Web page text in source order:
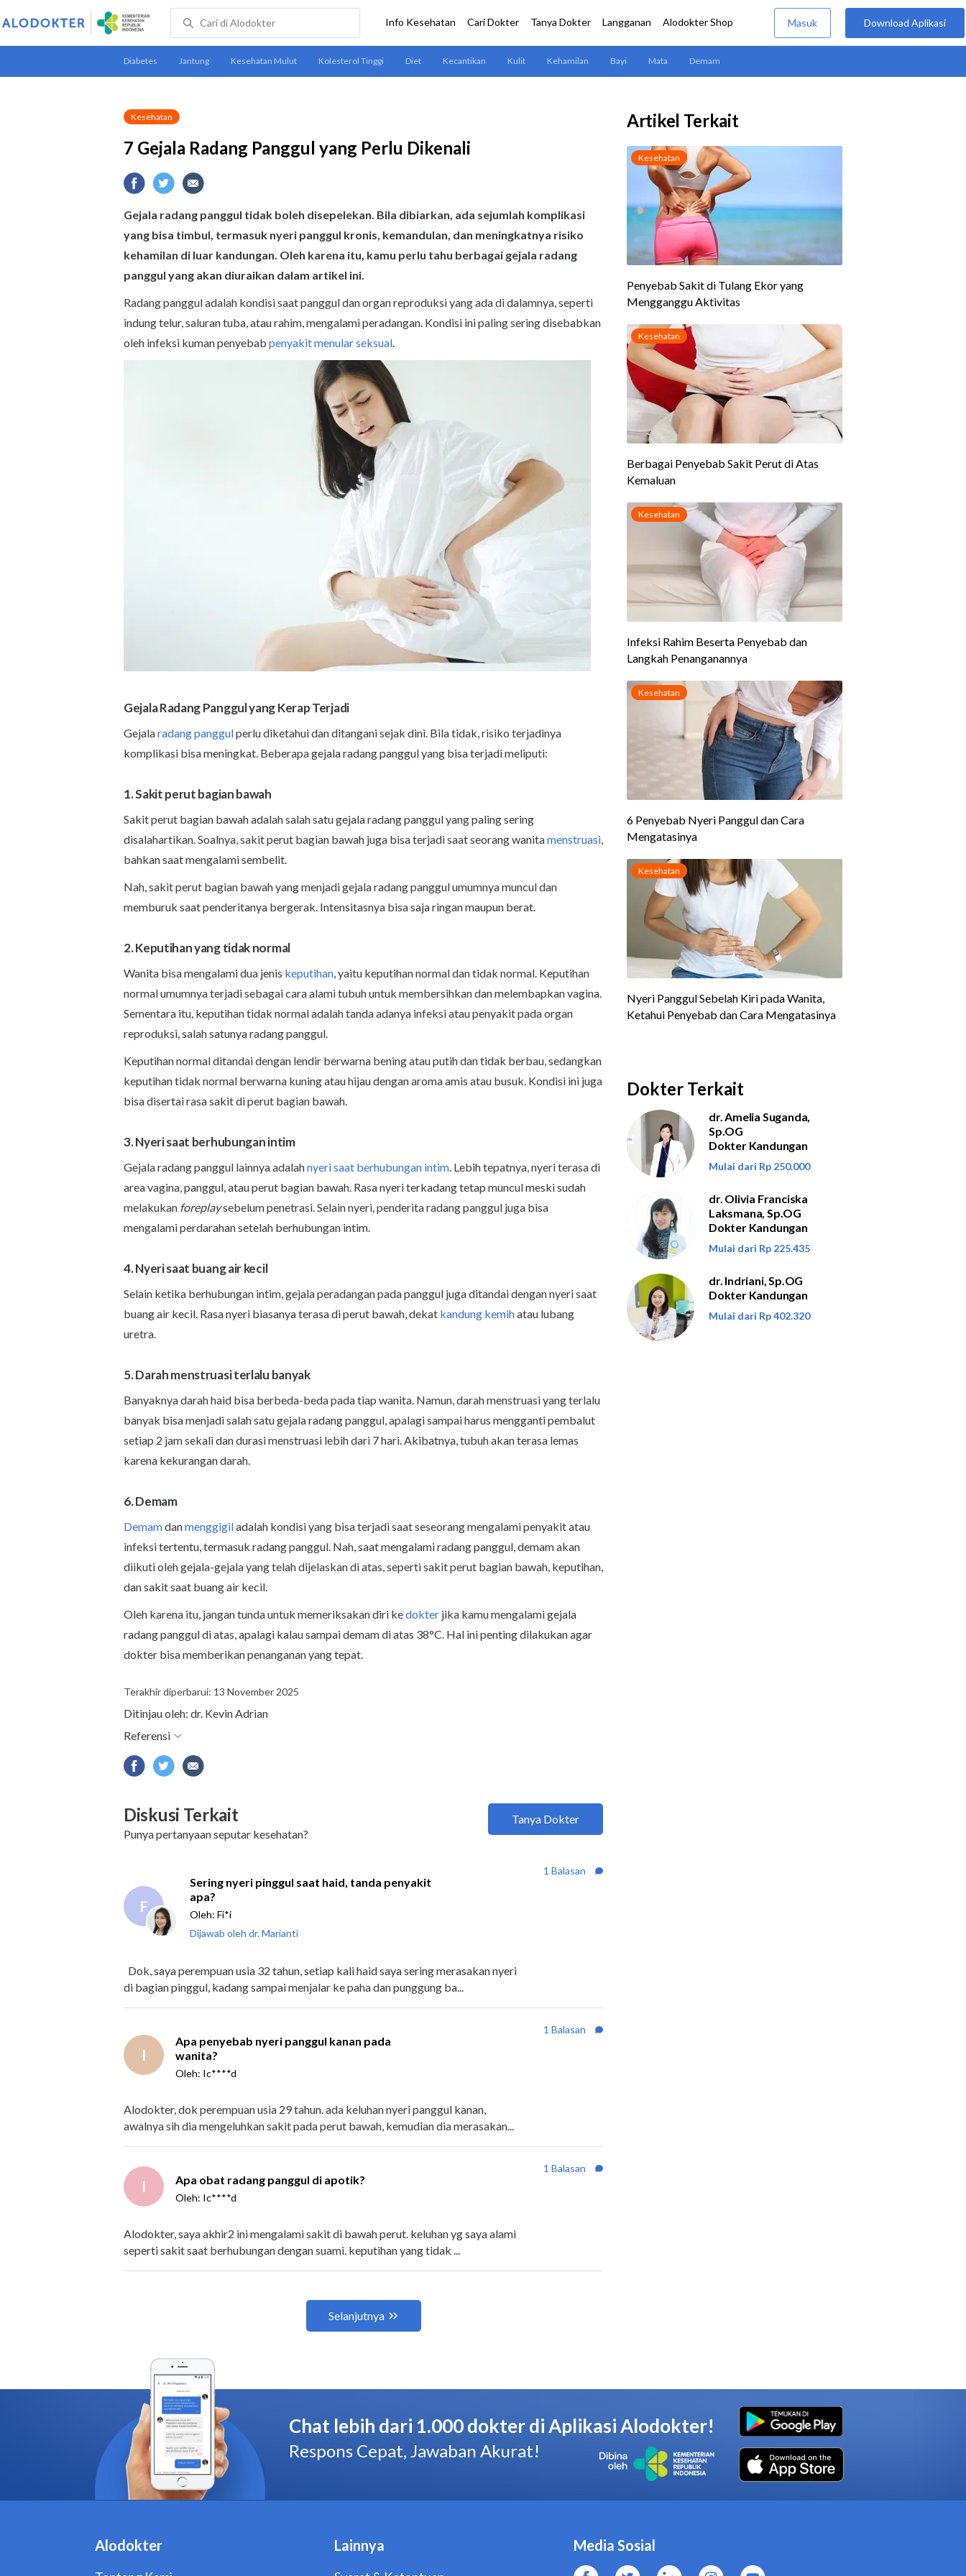
Kesehatan
7 Gejala Radang Panggul yang Perlu Dikenali
Gejala radang panggul tidak boleh disepelekan. Bila dibiarkan, ada sejumlah komplikasi
yang bisa timbul, termasuk nyeri panggul kronis, kemandulan, dan meningkatnya risiko
kehamilan di luar kandungan. Oleh karena itu, kamu perlu tahu berbagai gejala radang
panggul yang akan diuraikan dalam artikel ini.
Radang panggul adalah kondisi saat panggul dan organ reproduksi yang ada di dalamnya, seperti
indung telur, saluran tuba, atau rahim, mengalami peradangan. Kondisi ini paling sering disebabkan
oleh infeksi kuman penyebab penyakit menular seksual.
Gejala Radang Panggul yang Kerap Terjadi
Gejalaradang panggulperlu diketahui dan ditangani sejak dini. Bila tidak, risiko terjadinya
komplikasi bisa meningkat. Beberapa gejala radang panggul yang bisa terjadi meliputi:
1. Sakit perut bagian bawah
Sakit perut bagian bawah adalah salah satu gejala radang panggul yang paling sering
disalahartikan. Soalnya, sakit perut bagian bawah juga bisa terjadi saat seorang wanitamenstruasi,
bahkan saat mengalami sembelit.
Nah, sakit perut bagian bawah yang menjadi gejala radang panggul umumnya muncul dan
memburuk saat penderitanya bergerak. Intensitasnya bisa saja ringan maupun berat.
2. Keputihan yang tidak normal
Wanita bisa mengalami dua jenis keputihan, yaitu keputihan normal dan tidak normal. Keputihan
normal umumnya terjadi sebagai cara alami tubuh untuk membersihkan dan melembapkan vagina.
Sementara itu, keputihan tidak normal adalah tanda adanya infeksi atau penyakit pada organ
reproduksi, salah satunya radang panggul.
Keputihan normal ditandai dengan lendir berwarna bening atau putih dan tidak berbau, sedangkan
keputihan tidak normal berwarna kuning atau hijau dengan aroma amis atau busuk. Kondisi ini juga
bisa disertai rasa sakit di perut bagian bawah.
3. Nyeri saat berhubungan intim
Gejala radang panggul lainnya adalahnyeri saat berhubungan intim. Lebih tepatnya, nyeri terasa di
area vagina, panggul, atau perut bagian bawah. Rasa nyeri terkadang tetap muncul meski sudah
melakukan foreplaysebelum penetrasi. Selain nyeri, penderita radang panggul juga bisa
mengalami perdarahan setelah berhubungan intim.
4. Nyeri saat buang air kecil
Selain ketika berhubungan intim, gejala peradangan pada panggul juga ditandai dengan nyeri saat
buang air kecil. Rasa nyeri biasanya terasa di perut bawah, dekat kandung kemihatau lubang
uretra.
5. Darah menstruasi terlalu banyak
Banyaknya darah haid bisa berbeda-beda pada tiap wanita. Namun, darah menstruasi yang terlalu
banyak bisa menjadi salah satu gejala radang panggul, apalagi sampai harus mengganti pembalut
setiap 2 jam sekali dan durasi menstruasi lebih dari 7 hari. Akibatnya, tubuh akan terasa lemas
karena kekurangan darah.
6. Demam
Demamdanmenggigiladalah kondisi yang bisa terjadi saat seseorang mengalami penyakit atau
infeksi tertentu, termasuk radang panggul. Nah, saat mengalami radang panggul, demam akan
diikuti oleh gejala-gejala yang telah dijelaskan di atas, seperti sakit perut bagian bawah, keputihan,
dan sakit saat buang air kecil.
Oleh karena itu, jangan tunda untuk memeriksakan diri kedokter jika kamu mengalami gejala
radang panggul di atas, apalagi kalau sampai demam di atas 38°C. Hal ini penting dilakukan agar
dokter bisa memberikan penanganan yang tepat.
Terakhir diperbarui: 13 November 2025
Artikel Terkait
Dokter Terkait